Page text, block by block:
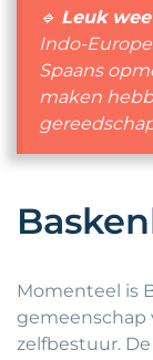
🔹 Leuk
Indo-
Spaans
maken
Momenteel is
gemeenschap
zelfbestuur.